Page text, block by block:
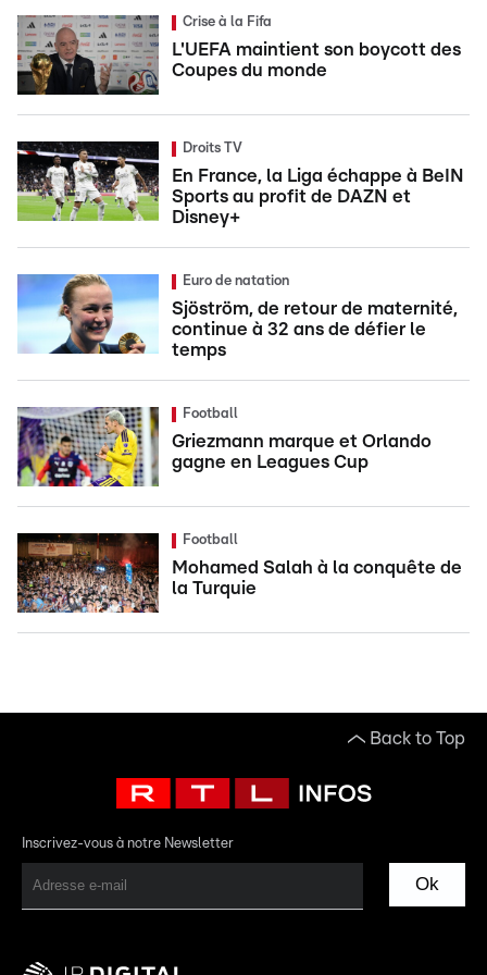
Crise à la Fifa
L'UEFA maintient son boycott des
Coupes du monde
Droits TV
En France, la Liga échappe à BeIN
Sports au profit de DAZN et
Disney+
Euro de natation
Sjöström, de retour de maternité,
continue à 32 ans de défier le
temps
Football
Griezmann marque et Orlando
gagne en Leagues Cup
Football
Mohamed Salah à la conquête de
la Turquie
Back to Top
Inscrivez-vous à notre Newsletter
Ok